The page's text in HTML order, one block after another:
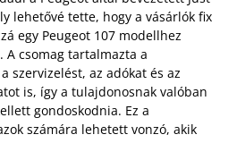
lehetővé tette, hogy a vásárlók fix
egy Peugeot 107 modellhez
csomag tartalmazta a
szervizelést, az adókat és az
is, így a tulajdonosnak valóban
gondoskodnia. Ez a
számára lehetett vonzó, akik